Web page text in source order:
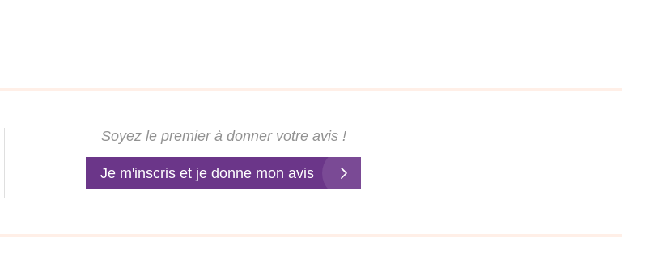
Soyez le premier à donner votre avis !
Je m'inscris et je donne mon avis